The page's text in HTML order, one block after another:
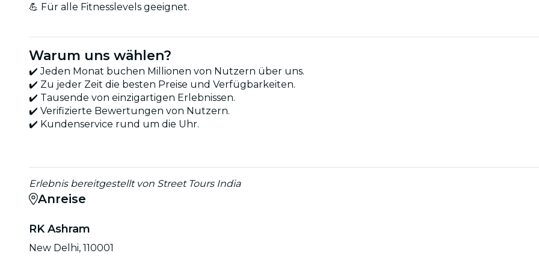
💪 Für alle Fitnesslevels geeignet.
Warum uns wählen?
✔️ Jeden Monat buchen Millionen von Nutzern über uns.
✔️ Zu jeder Zeit die besten Preise und Verfügbarkeiten.
✔️ Tausende von einzigartigen Erlebnissen.
✔️ Verifizierte Bewertungen von Nutzern.
✔️ Kundenservice rund um die Uhr.
Erlebnis bereitgestellt von Street Tours India
Anreise
RK Ashram
New Delhi, 110001